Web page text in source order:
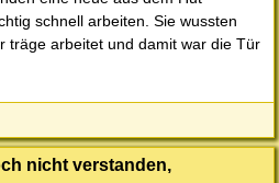
schnell arbeiten. Sie wussten
träge arbeitet und damit war die Tür
nicht verstanden,